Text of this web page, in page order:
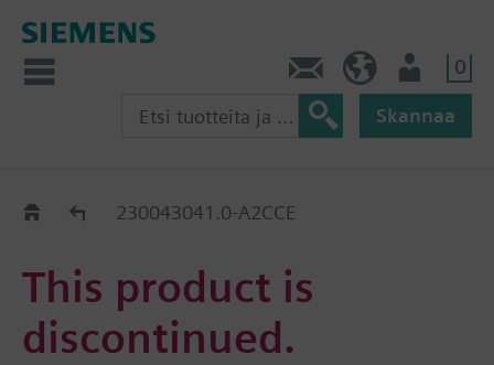
0
Skannaa
Old2New230043041.0-A2CCE
This product is
discontinued.